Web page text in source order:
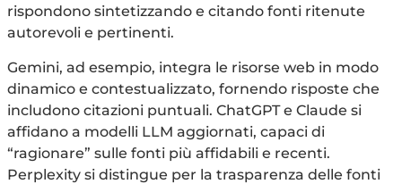
rispondono sintetizzando e citando fonti ritenute
autorevoli e pertinenti.
Gemini, ad esempio, integra le risorse web in modo
dinamico e contestualizzato, fornendo risposte che
includono citazioni puntuali. ChatGPT e Claude si
affidano a modelli LLM aggiornati, capaci di
“ragionare” sulle fonti più affidabili e recenti.
Perplexity si distingue per la trasparenza delle fonti